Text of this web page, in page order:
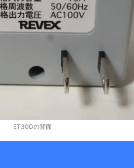
ET30Dの背面